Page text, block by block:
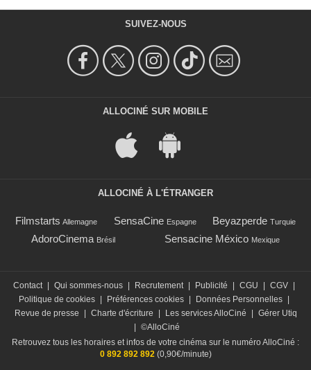
SUIVEZ-NOUS
ALLOCINÉ SUR MOBILE
ALLOCINÉ À L'ÉTRANGER
Filmstarts Allemagne SensaCine Espagne Beyazperde Turquie
AdoroCinema Brésil Sensacine México Mexique
Contact Qui sommes-nous Recrutement Publicité CGU CGV
Politique de cookies
Préférences cookies Données Personnelles
Revue de presse
Charte d'écriture Les services AlloCiné
Gérer Utiq
©AlloCiné
Retrouvez tous les horaires et infos de votre cinéma sur le numéro AlloCiné :
0 892 892 892(0,90€/minute)